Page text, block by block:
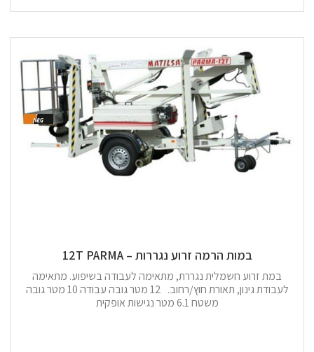
במות הרמה זרוע נגררות – 12T PARMA
במת זרוע חשמלית נגררת, מתאימה לעבודה בשיפוע. מתאימה
לעבודת גינון, תאורת חוץ/רחוב. 12 מטר גובה עבודה 10 מטר גובה
משטח 6.1 מטר נגישות אופקית